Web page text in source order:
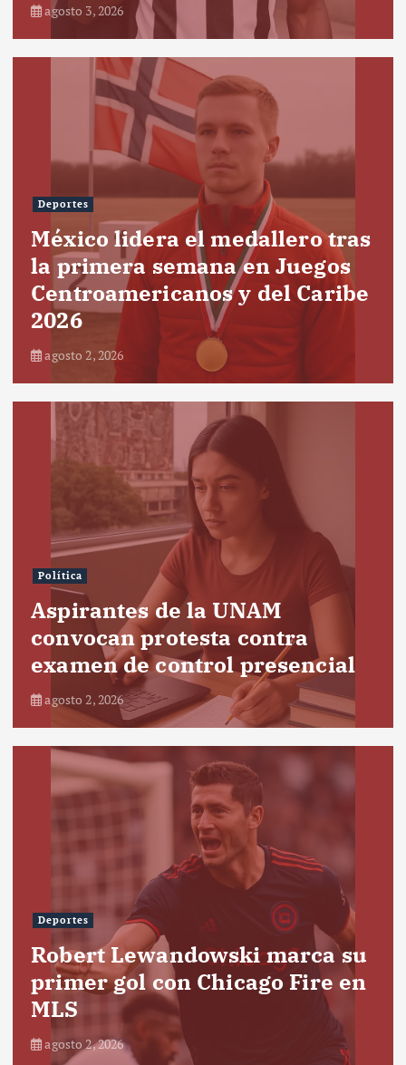
agosto 3, 2026
Deportes
México lidera el medallero tras
la primera semana en Juegos
Centroamericanos y del Caribe
2026
agosto 2, 2026
Política
Aspirantes de la UNAM
convocan protesta contra
examen de control presencial
agosto 2, 2026
Deportes
Robert Lewandowski marca su
primer gol con Chicago Fire en
MLS
agosto 2, 2026